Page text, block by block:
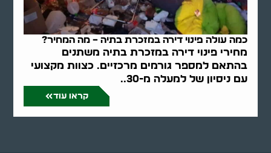
כמה עולה פינוי דירה במזכרת בתיה – מה המחיר?
מחירי פינוי דירה במזכרת בתיה משתנים
בהתאם למספר גורמים מרכזיים. כצוות מקצועי
עם ניסיון של למעלה מ-30..
קראו עוד